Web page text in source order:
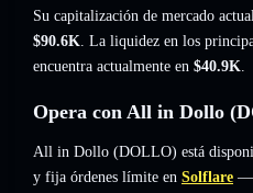
Su capitalización de mercado
$90.6K. La liquidez en los
encuentra actualmente en $40.9K.
Opera con All in Dollo
All in Dollo (DOLLO) está
y fija órdenes límite en Solflare —